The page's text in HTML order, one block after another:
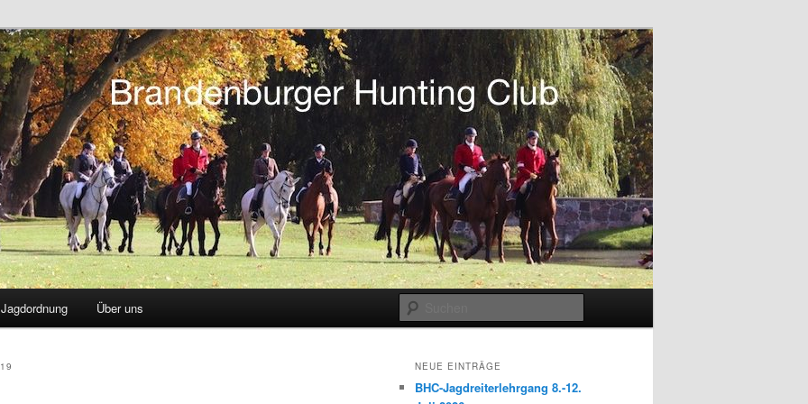
Hunting Club
in Berlin und Brandenburg
Jagdordnung Über uns
NEUE EINTRÄGE
BHC-Jagdreiterlehrgang 8.-12.